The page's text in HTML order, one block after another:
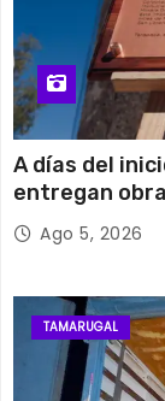
A días del
entregan
su histórico
Ago 5, 2026
TAMARUGAL